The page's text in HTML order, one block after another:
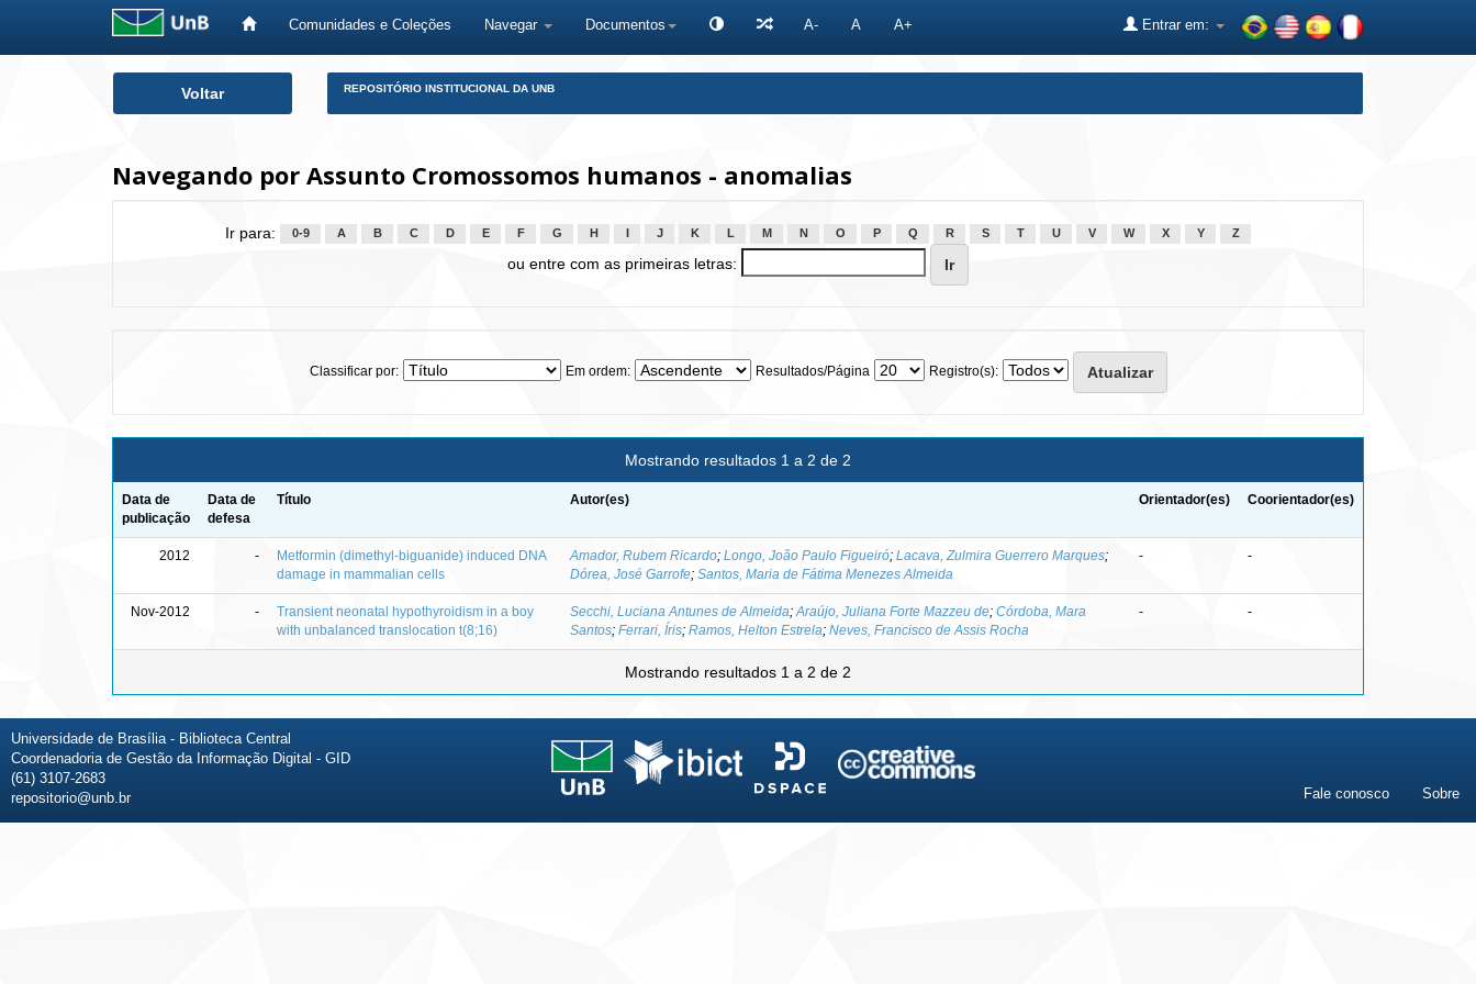
Comunidades e Coleções Navegar Documentos A- A A+ Entrar em:
Voltar REPOSITÓRIO INSTITUCIONAL DA UNB
Navegando por Assunto Cromossomos humanos - anomalias
Ir para: 0-9 A B C D E F G H J K L M N O P Q R S T U V W X Y Z
ou entre com as primeiras letras:
Classificar por: Em ordem: Resultados/Página Registro(s):
Mostrando resultados 1 a 2 de 2
Data de
publicação
Data de
defesa
Título Autor(es) Orientador(es) Coorientador(es)
2012 -
Metformin (dimethyl-biguanide) induced DNA
damage in mammalian cells
Amador, Rubem Ricardo; Longo, João Paulo Figueiró; Lacava, Zulmira Guerrero Marques;
Dórea, José Garrofe; Santos, Maria de Fátima Menezes Almeida
- -
Nov-2012 -
Transient neonatal hypothyroidism in a boy
with unbalanced translocation t(8;16)
Secchi, Luciana Antunes de Almeida; Araújo, Juliana Forte Mazzeu de; Córdoba, Mara
Santos; Ferrari, Íris; Ramos, Helton Estrela; Neves, Francisco de Assis Rocha
- -
Mostrando resultados 1 a 2 de 2
Universidade de Brasília - Biblioteca Central
Coordenadoria de Gestão da Informação Digital - GID
(61) 3107-2683
repositorio@unb.br
Fale conosco Sobre